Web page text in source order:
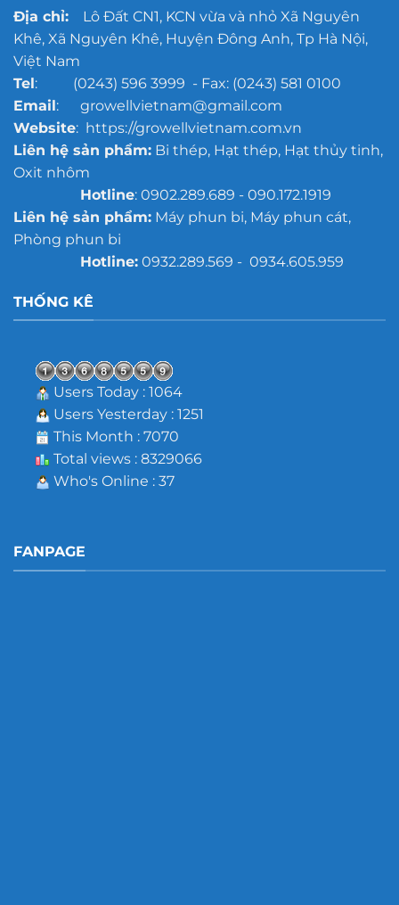
Địa chỉ:Lô Đất CN1, KCN vừa và nhỏ Xã Nguyên
Khê, Xã Nguyên Khê, Huyện Đông Anh, Tp Hà Nội,
Việt Nam
Tel: (0243) 596 3999 - Fax: (0243) 581 0100
Email: growellvietnam@gmail.com
Website: https://growellvietnam.com.vn
Liên hệ sản phẩm:Bi thép, Hạt thép, Hạt thủy tinh,
Oxit nhôm
Hotline: 0902.289.689 - 090.172.1919
Liên hệ sản phẩm:Máy phun bi, Máy phun cát,
Phòng phun bi
Hotline:0932.289.569 - 0934.605.959
THỐNG KÊ
Users Today : 1064
Users Yesterday : 1251
This Month : 7070
Total views : 8329066
Who's Online : 37
FANPAGE